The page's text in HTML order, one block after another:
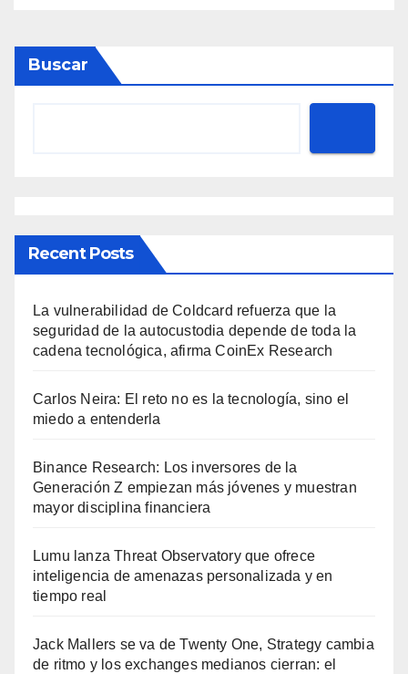
Buscar
Recent Posts
La vulnerabilidad de Coldcard refuerza que la
seguridad de la autocustodia depende de toda la
cadena tecnológica, afirma CoinEx Research
Carlos Neira: El reto no es la tecnología, sino el
miedo a entenderla
Binance Research: Los inversores de la
Generación Z empiezan más jóvenes y muestran
mayor disciplina financiera
Lumu lanza Threat Observatory que ofrece
inteligencia de amenazas personalizada y en
tiempo real
Jack Mallers se va de Twenty One, Strategy cambia
de ritmo y los exchanges medianos cierran: el